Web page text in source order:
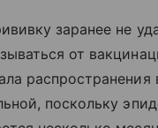
заранее не
от
распространения
поскольку